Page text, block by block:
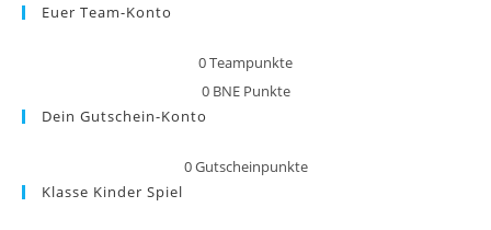
Euer Team-Konto
0Teampunkte
0 BNE Punkte
Dein Gutschein-Konto
0Gutscheinpunkte
Klasse Kinder Spiel